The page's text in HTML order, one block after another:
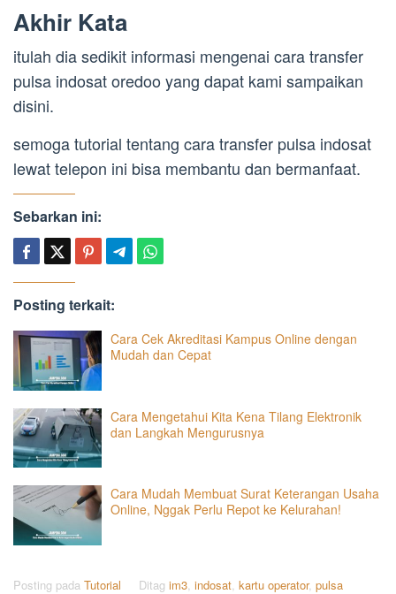
Akhir Kata
itulah dia sedikit informasi mengenai cara transfer
pulsa indosat oredoo yang dapat kami sampaikan
disini.
semoga tutorial tentang cara transfer pulsa indosat
lewat telepon ini bisa membantu dan bermanfaat.
Sebarkan ini:
Posting terkait:
Cara Cek Akreditasi Kampus Online dengan
Mudah dan Cepat
Cara Mengetahui Kita Kena Tilang Elektronik
dan Langkah Mengurusnya
Cara Mudah Membuat Surat Keterangan Usaha
Online, Nggak Perlu Repot ke Kelurahan!
Posting pada Tutorial Ditag im3 indosat kartu operator, pulsa